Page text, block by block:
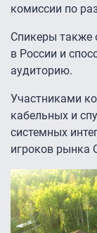
комиссии по
Спикеры также
в России и
аудиторию.
Участниками
кабельных и
системных
игроков рынка